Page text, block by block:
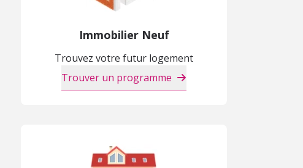
Immobilier Neuf
Trouvez votre futur logement
Trouver un programme